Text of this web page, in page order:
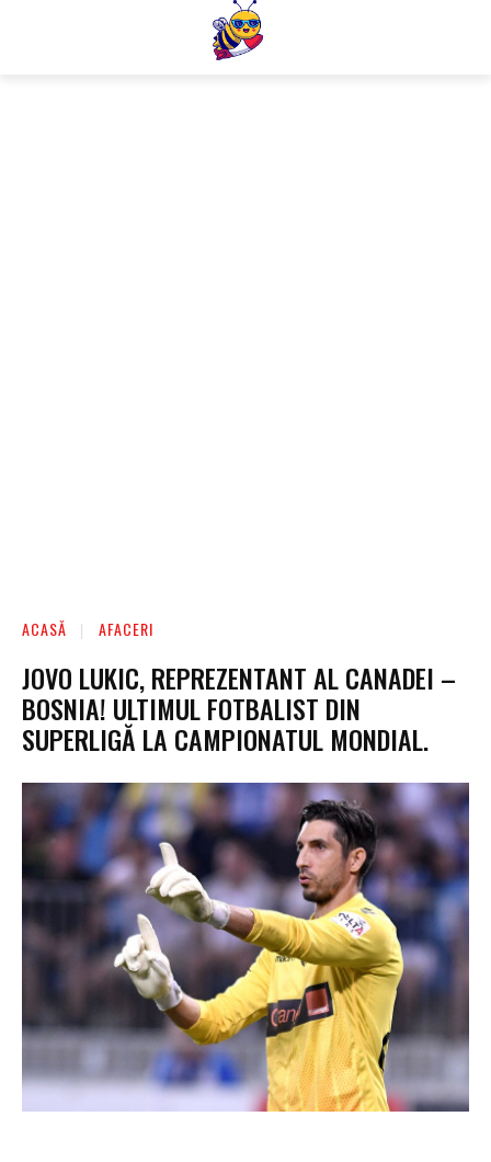
ACASĂ AFACERI
JOVO LUKIC, REPREZENTANT AL CANADEI –
BOSNIA! ULTIMUL FOTBALIST DIN
SUPERLIGĂ LA CAMPIONATUL MONDIAL.